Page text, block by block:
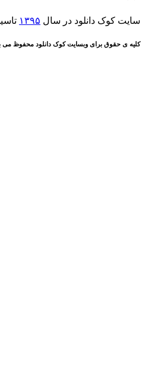
دانلود در سال۱۳۹۵تاسیس گردید
برای وبسایت کوک دانلود محفوظ می باشد.